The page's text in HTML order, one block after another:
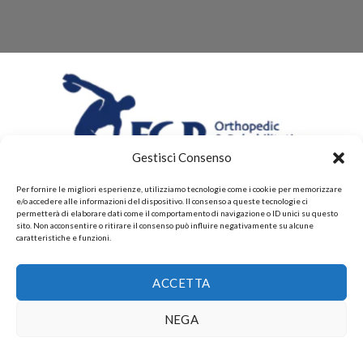
Gestisci Consenso
Per fornire le migliori esperienze, utilizziamo tecnologie come i cookie per memorizzare
e/o accedere alle informazioni del dispositivo. Il consenso a queste tecnologie ci
permetterà di elaborare dati come il comportamento di navigazione o ID unici su questo
sito. Non acconsentire o ritirare il consenso può influire negativamente su alcune
caratteristiche e funzioni.
ACCETTA
NEGA
POLITICHE DI RESI E DI RIMBORSI
Gruppo FAF srls, Via Montelparo 43 A-B